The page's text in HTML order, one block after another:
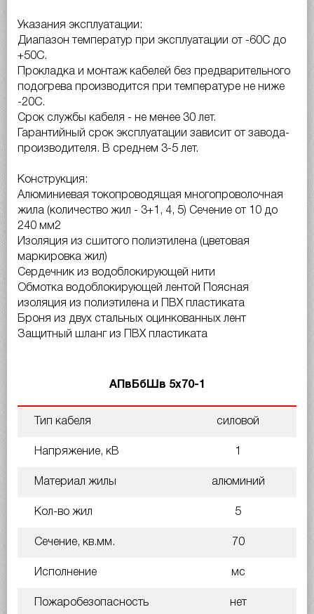
Указания эксплуатации:
Диапазон температур при эксплуатации от -60С до
+50С.
Прокладка и монтаж кабелей без предварительного
подогрева производится при температуре не ниже
-20С.
Срок службы кабеля - не менее 30 лет.
Гарантийный срок эксплуатации зависит от завода-
производителя. В среднем 3-5 лет.
Конструкция:
Алюминиевая токопроводящая многопроволочная
жила (количество жил - 3+1, 4, 5) Сечение от 10 до
240 мм2
Изоляция из сшитого полиэтилена (цветовая
маркировка жил)
Сердечник из водоблокирующей нити
Обмотка водоблокирующей лентой Поясная
изоляция из полиэтилена и ПВХ пластиката
Броня из двух стальных оцинкованных лент
Защитный шланг из ПВХ пластиката
АПвБбШв 5х70-1
Тип кабеля силовой
Напряжение, кВ 1
Материал жилы алюминий
Кол-во жил 5
Сечение, кв.мм. 70
Исполнение мс
Пожаробезопасность нет